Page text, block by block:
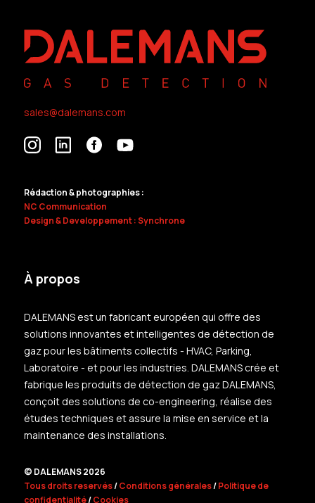
sales@dalemans.com
Rédaction & photographies :
NC Communication
Design & Developpement : Synchrone
À propos
DALEMANS est un fabricant européen qui offre des
solutions innovantes et intelligentes de détection de
gaz pour les bâtiments collectifs - HVAC, Parking,
Laboratoire - et pour les industries. DALEMANS crée et
fabrique les produits de détection de gaz DALEMANS,
conçoit des solutions de co-engineering, réalise des
études techniques et assure la mise en service et la
maintenance des installations.
© DALEMANS 2026
Tous droits reservés/Conditions générales/Politique de
confidentialité/Cookies